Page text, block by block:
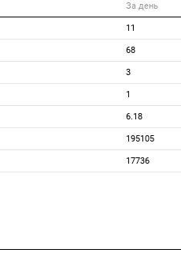
За день
11
68
3
1
6.18
195105
17736